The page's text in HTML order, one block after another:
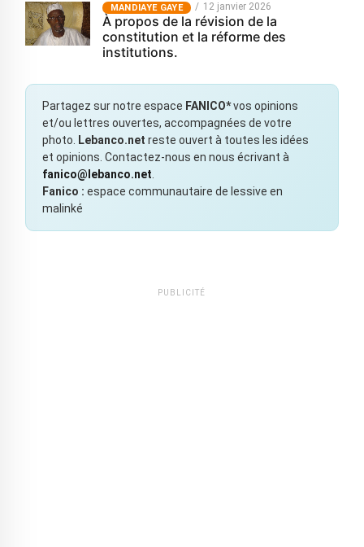
MANDIAYE GAYE 12 janvier 2026
À propos de la révision de la
constitution et la réforme des
institutions.
Partagez sur notre espace FANICO*vos opinions
et/ou lettres ouvertes, accompagnées de votre
photo. Lebanco.net reste ouvert à toutes les idées
et opinions. Contactez-nous en nous écrivant à
fanico@lebanco.net.
Fanico : espace communautaire de lessive en
malinké
PUBLICITÉ